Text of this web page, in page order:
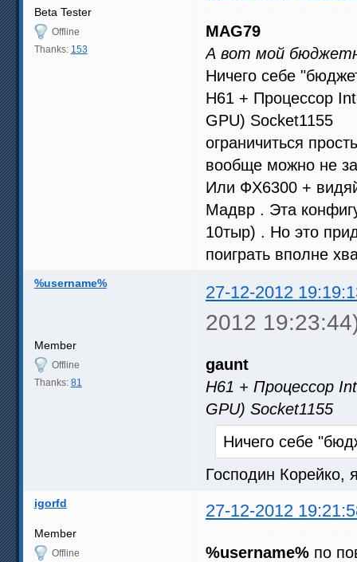
Beta Tester
Offline
Thanks: 153
MAG79
А вот мой
Ничего себе
Н61 + Процессор
GPU) Socket1155
ограничиться
вообще можно не
Или ФХ6300 +
Мадвр . Эта
10тыр) . Но это
поиграть вполне
%username% 27-12-2012
2012
Member
Offline
Thanks: 81
gaunt
Н61 + Процессор
GPU)
Ничего себе
Господин Корейко,
igorfd 27-12-2012
Member
Offline
%username% по